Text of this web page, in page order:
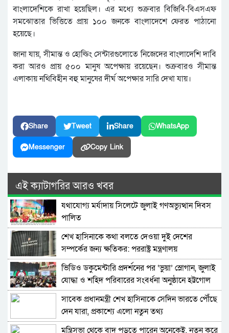
বাংলাদেশিকে রাখা হয়েছিল। এর মধ্যে শুক্রবার বিজিবি-বিএসএফ
সমঝোতার ভিত্তিতে প্রায় ১০০ জনকে বাংলাদেশে ফেরত পাঠানো
হয়েছে।
জানা যায়, সীমান্ত ও হোল্ডিং সেন্টারগুলোতে নিজেদের বাংলাদেশি দাবি
করা আরও প্রায় ৫০০ মানুষ অপেক্ষায় রয়েছেন। শুক্রবারও সীমান্ত
এলাকায় নথিবিহীন বহু মানুষের দীর্ঘ অপেক্ষার সারি দেখা যায়।
Share Tweet Share WhatsApp
Messenger Copy Link
এই ক্যাটাগরির আরও খবর
যথাযোগ্য মর্যাদায় সিলেটে জুলাই গণঅভ্যুত্থান দিবস
পালিত
শেখ হাসিনাকে কথা বলতে দেওয়া দুই দেশের
সম্পর্কের জন্য ক্ষতিকর: পররাষ্ট্র মন্ত্রণালয়
ভিডিও ডকুমেন্টারি প্রদর্শনের পর ‘ভুয়া’ স্লোগান, জুলাই
যোদ্ধা ও শহিদ পরিবারের সংবর্ধনা অনুষ্ঠানে হট্টগোল
সাবেক প্রধানমন্ত্রী শেখ হাসিনাকে সেদিন ভারতে পৌঁছে
দেন যারা, প্রকাশ্যে এলো নতুন তথ্য
মন্ত্রিসভা থেকে বাদ পড়তে পারেন অনেকেই, নতুন করে